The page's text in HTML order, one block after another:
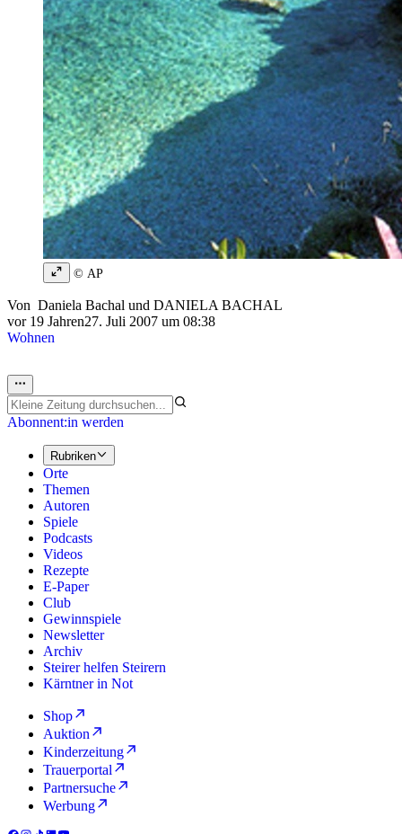
© AP
Von Daniela Bachal und DANIELA BACHAL
vor 19 Jahren27. Juli 2007 um 08:38
Wohnen
Abonnent:in werden
Rubriken
Orte
Themen
Autoren
Spiele
Podcasts
Videos
Rezepte
E-Paper
Club
Gewinnspiele
Newsletter
Archiv
Steirer helfen Steirern
Kärntner in Not
Shop
Auktion
Kinderzeitung
Trauerportal
Partnersuche
Werbung